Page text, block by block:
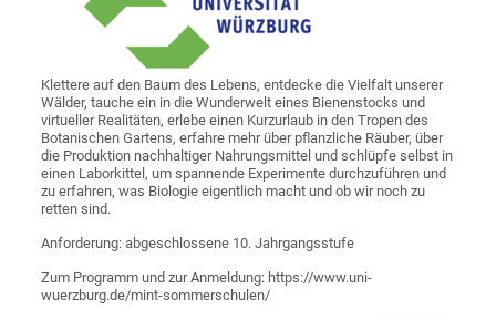
Klettere auf den Baum des Lebens, entdecke die Vielfalt unserer
Wälder, tauche ein in die Wunderwelt eines Bienenstocks und
virtueller Realitäten, erlebe einen Kurzurlaub in den Tropen des
Botanischen Gartens, erfahre mehr über pflanzliche Räuber, über
die Produktion nachhaltiger Nahrungsmittel und schlüpfe selbst in
einen Laborkittel, um spannende Experimente durchzuführen und
zu erfahren, was Biologie eigentlich macht und ob wir noch zu
retten sind.
Anforderung: abgeschlossene 10. Jahrgangsstufe
Zum Programm und zur Anmeldung: https://www.uni-
wuerzburg.de/mint-sommerschulen/